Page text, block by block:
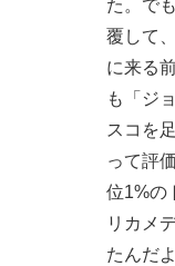
た。で
覆して
に来る
も「ジ
スコを
って評
位1%の
リカメ
たんだよ